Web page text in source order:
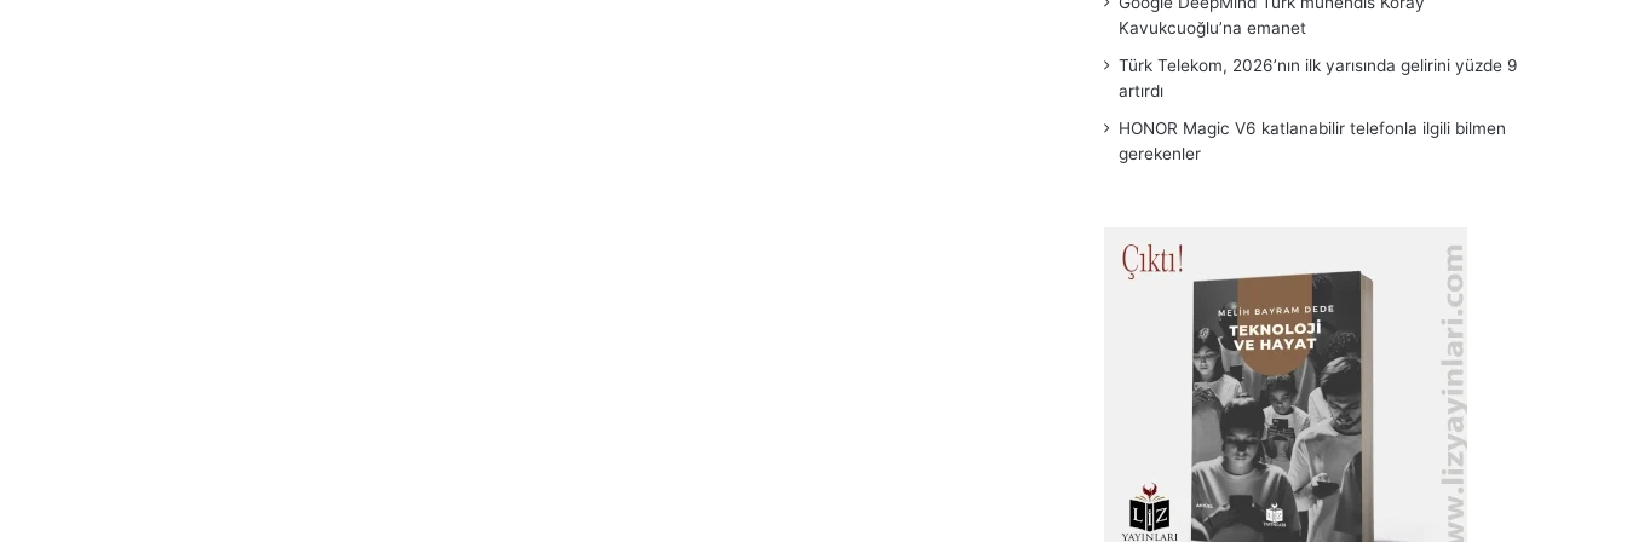
Kavukcuoğlu’na emanet
Türk Telekom, 2026’nın ilk yarısında gelirini yüzde 9
artırdı
HONOR Magic V6 katlanabilir telefonla ilgili bilmen
gerekenler